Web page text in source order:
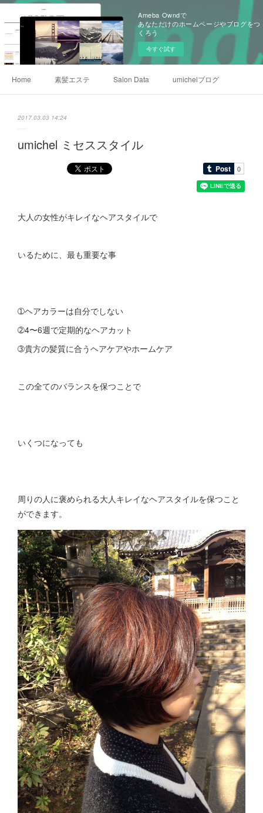
Ameba Owndで
あなただけのホームページやブログをつ
くろう
今すぐ試す
Home 素髪エステ Salon Data umichelブログ
2017.03.03 14:24
umichel ミセススタイル
大人の女性がキレイなヘアスタイルで
いるために、最も重要な事
➀ヘアカラーは自分でしない
➁4〜6週で定期的なヘアカット
➂貴方の髪質に合うヘアケアやホームケア
この全てのバランスを保つことで
いくつになっても
周りの人に褒められる大人キレイなヘアスタイルを保つこと
ができます。